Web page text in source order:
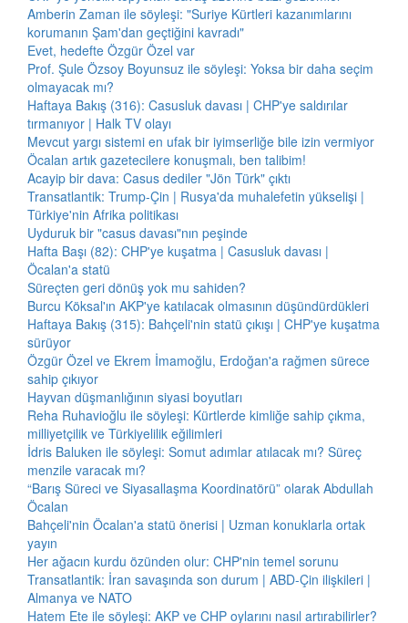
Amberin Zaman ile söyleşi: "Suriye Kürtleri kazanımlarını
korumanın Şam'dan geçtiğini kavradı"
Evet, hedefte Özgür Özel var
Prof. Şule Özsoy Boyunsuz ile söyleşi: Yoksa bir daha seçim
olmayacak mı?
Haftaya Bakış (316): Casusluk davası | CHP'ye saldırılar
tırmanıyor | Halk TV olayı
Mevcut yargı sistemi en ufak bir iyimserliğe bile izin vermiyor
Öcalan artık gazetecilere konuşmalı, ben talibim!
Acayip bir dava: Casus dediler "Jön Türk" çıktı
Transatlantik: Trump-Çin | Rusya'da muhalefetin yükselişi |
Türkiye'nin Afrika politikası
Uyduruk bir "casus davası"nın peşinde
Hafta Başı (82): CHP'ye kuşatma | Casusluk davası |
Öcalan'a statü
Süreçten geri dönüş yok mu sahiden?
Burcu Köksal'ın AKP'ye katılacak olmasının düşündürdükleri
Haftaya Bakış (315): Bahçeli'nin statü çıkışı | CHP'ye kuşatma
sürüyor
Özgür Özel ve Ekrem İmamoğlu, Erdoğan'a rağmen sürece
sahip çıkıyor
Hayvan düşmanlığının siyasi boyutları
Reha Ruhavioğlu ile söyleşi: Kürtlerde kimliğe sahip çıkma,
milliyetçilik ve Türkiyelilik eğilimleri
İdris Baluken ile söyleşi: Somut adımlar atılacak mı? Süreç
menzile varacak mı?
“Barış Süreci ve Siyasallaşma Koordinatörü” olarak Abdullah
Öcalan
Bahçeli'nin Öcalan'a statü önerisi | Uzman konuklarla ortak
yayın
Her ağacın kurdu özünden olur: CHP'nin temel sorunu
Transatlantik: İran savaşında son durum | ABD-Çin ilişkileri |
Almanya ve NATO
Hatem Ete ile söyleşi: AKP ve CHP oylarını nasıl artırabilirler?